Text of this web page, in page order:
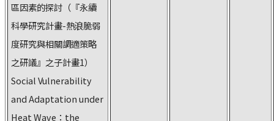
區因素的探討（『永續
科學研究計畫-熱浪脆弱
度研究與相關調適策略
之研議』之子計畫1）
Social Vulnerability
and Adaptation under
Heat Wave：the